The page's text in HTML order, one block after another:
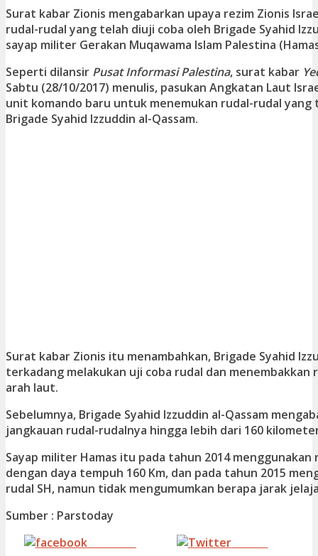
Surat kabar Zionis mengabarkan upaya rezim Zionis
rudal-rudal yang telah diuji coba oleh Brigade Syahid
sayap militer Gerakan Muqawama Islam Palestina
Seperti dilansir Pusat Informasi Palestina, surat kabar
Sabtu (28/10/2017) menulis, pasukan Angkatan Laut
unit komando baru untuk menemukan rudal-rudal yang
Brigade Syahid Izzuddin al-Qassam.
Surat kabar Zionis itu menambahkan, Brigade Syahid
terkadang melakukan uji coba rudal dan menembakkan
arah laut.
Sebelumnya, Brigade Syahid Izzuddin al-Qassam
jangkauan rudal-rudalnya hingga lebih dari 160
Sayap militer Hamas itu pada tahun 2014 menggunakan
dengan daya tempuh 160 Km, dan pada tahun 2015
rudal SH, namun tidak mengumumkan berapa jarak
Sumber : Parstoday
Tweet